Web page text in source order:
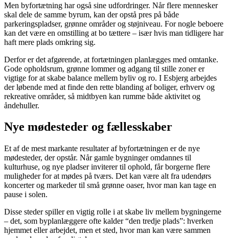
Men byfortætning har også sine udfordringer. Når flere mennesker
skal dele de samme byrum, kan der opstå pres på både
parkeringspladser, grønne områder og støjniveau. For nogle beboere
kan det være en omstilling at bo tættere – især hvis man tidligere har
haft mere plads omkring sig.
Derfor er det afgørende, at fortætningen planlægges med omtanke.
Gode opholdsrum, grønne lommer og adgang til stille zoner er
vigtige for at skabe balance mellem byliv og ro. I Esbjerg arbejdes
der løbende med at finde den rette blanding af boliger, erhverv og
rekreative områder, så midtbyen kan rumme både aktivitet og
åndehuller.
Nye mødesteder og fællesskaber
Et af de mest markante resultater af byfortætningen er de nye
mødesteder, der opstår. Når gamle bygninger omdannes til
kulturhuse, og nye pladser inviterer til ophold, får borgerne flere
muligheder for at mødes på tværs. Det kan være alt fra udendørs
koncerter og markeder til små grønne oaser, hvor man kan tage en
pause i solen.
Disse steder spiller en vigtig rolle i at skabe liv mellem bygningerne
– det, som byplanlæggere ofte kalder “den tredje plads”: hverken
hjemmet eller arbejdet, men et sted, hvor man kan være sammen